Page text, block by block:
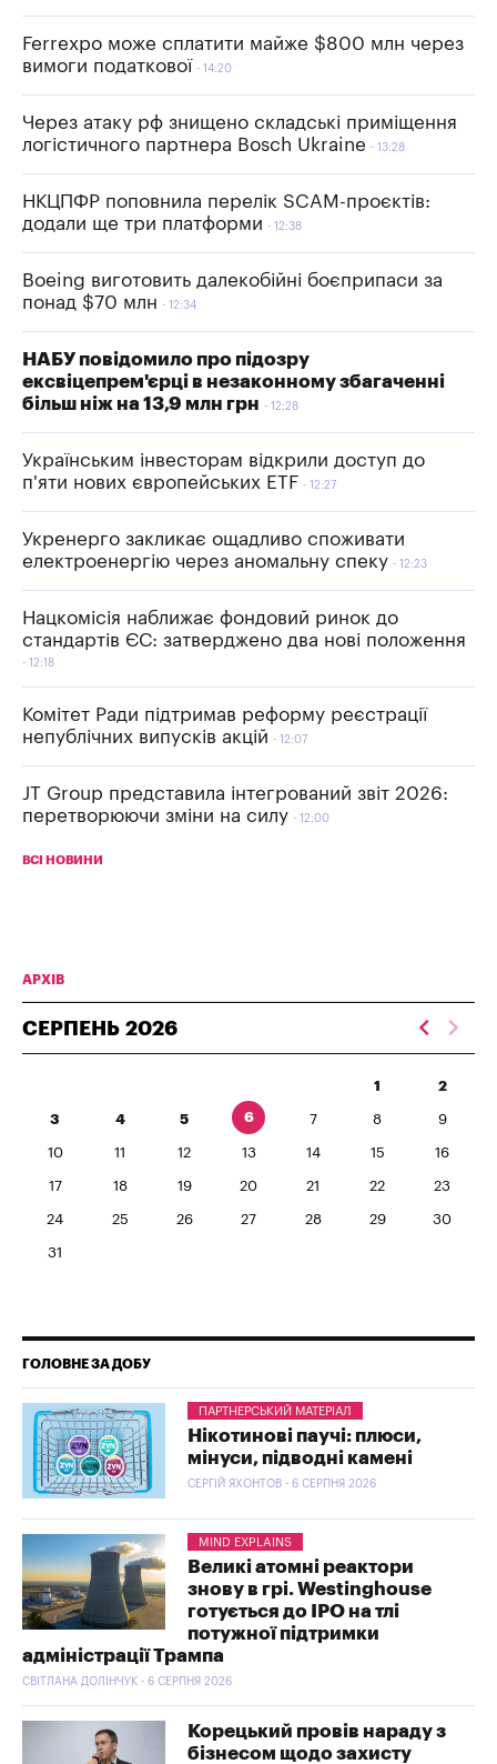
Ferrexpo може сплатити майже $800 млн через
вимоги податкової
14:20
Через атаку рф знищено складські приміщення
логістичного партнера Bosch Ukraine
13:28
НКЦПФР поповнила перелік SCAM-проєктів:
додали ще три платформи
12:38
Boeing виготовить далекобійні боєприпаси за
понад $70 млн
12:34
НАБУ повідомило про підозру
ексвіцепрем'єрці в незаконному збагаченні
більш ніж на 13,9 млн грн
12:28
Українським інвесторам відкрили доступ до
п'яти нових європейських ETF
12:27
Укренерго закликає ощадливо споживати
електроенергію через аномальну спеку
12:23
Нацкомісія наближає фондовий ринок до
стандартів ЄС: затверджено два нові положення
12:18
Комітет Ради підтримав реформу реєстрації
непублічних випусків акцій
12:07
JT Group представила інтегрований звіт 2026:
перетворюючи зміни на силу
12:00
ВСІ НОВИНИ
АРХІВ
СЕРПЕНЬ 2026
1 2
3 4 5 6 7 8 9
10 11 12 13 14 15 16
17 18 19 20 21 22 23
24 25 26 27 28 29 30
31
ГОЛОВНЕ ЗА ДОБУ
ПАРТНЕРСЬКИЙ МАТЕРІАЛ
Нікотинові паучі: плюси,
мінуси, підводні камені
СЕРГІЙ ЯХОНТОВ - 6 СЕРПНЯ 2026
MIND EXPLAINS
Великі атомні реактори
знову в грі. Westinghouse
готується до IPO на тлі
потужної підтримки
адміністрації Трампа
СВІТЛАНА ДОЛІНЧУК - 6 СЕРПНЯ 2026
Корецький провів нараду з
бізнесом щодо захисту